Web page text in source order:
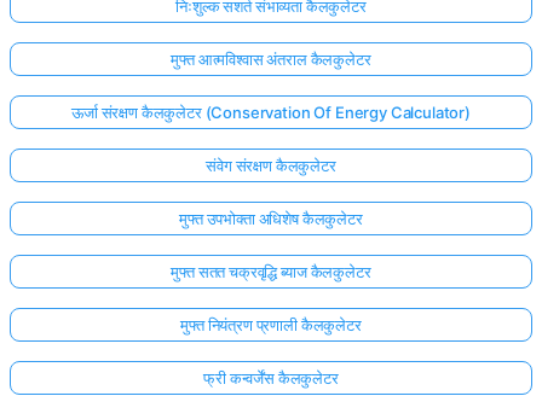
निःशुल्क सशर्त संभाव्यता कैलकुलेटर
मुफ्त आत्मविश्वास अंतराल कैलकुलेटर
ऊर्जा संरक्षण कैलकुलेटर (Conservation Of Energy Calculator)
संवेग संरक्षण कैलकुलेटर
मुफ्त उपभोक्ता अधिशेष कैलकुलेटर
मुफ्त सतत चक्रवृद्धि ब्याज कैलकुलेटर
मुफ्त नियंत्रण प्रणाली कैलकुलेटर
फ्री कन्वर्जेंस कैलकुलेटर